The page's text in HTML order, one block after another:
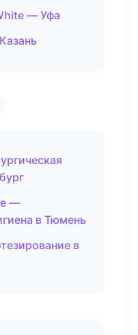
— Уфа
—
в Тюмень
в